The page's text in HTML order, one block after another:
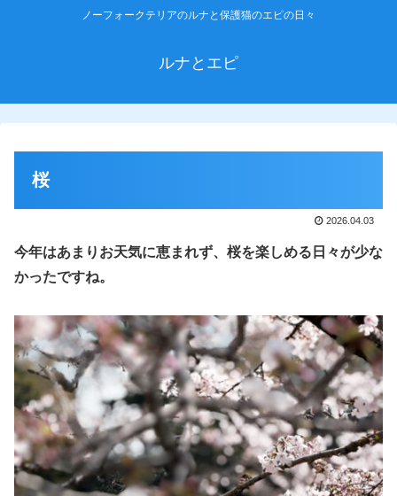
ノーフォークテリアのルナと保護猫のエピの日々
ルナとエピ
桜
2026.04.03
今年はあまりお天気に恵まれず、桜を楽しめる日々が少な
かったですね。